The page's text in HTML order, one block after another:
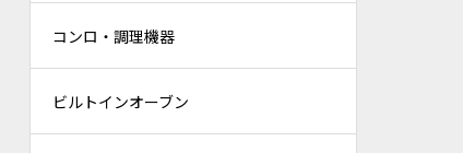
コンロ・調理機器
ビルトインオーブン